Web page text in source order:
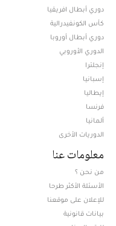
دوري أبطال افريقيا
كأس الكونفيدرالية
دوري أبطال أوروبا
الدوري الأوروبي
إنجلترا
إسبانيا
إيطاليا
فرنسا
ألمانيا
الدوريات الأخرى
معلومات عنا
من نحن ؟
الأسئلة الأكثر طرحا
للإعلان على موقعنا
بيانات قانونية